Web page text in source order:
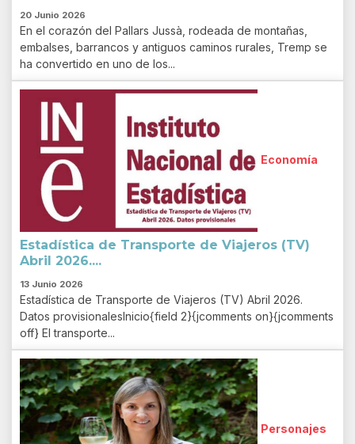
20 Junio 2026
En el corazón del Pallars Jussà, rodeada de montañas,
embalses, barrancos y antiguos caminos rurales, Tremp se
ha convertido en uno de los...
Economía
Estadística de Transporte de Viajeros (TV)
Abril 2026....
13 Junio 2026
Estadística de Transporte de Viajeros (TV) Abril 2026.
Datos provisionalesInicio{field 2}{jcomments on}{jcomments
off} El transporte...
Personajes